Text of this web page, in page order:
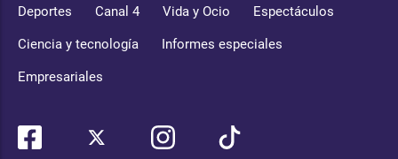
Deportes Canal 4 Vida y Ocio Espectáculos
Ciencia y tecnología Informes especiales
Empresariales